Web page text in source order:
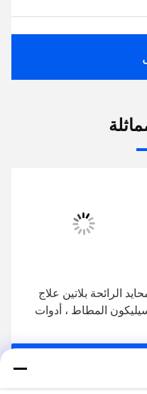
الرائحة بلاتين علاج
المطاط ، أدوات